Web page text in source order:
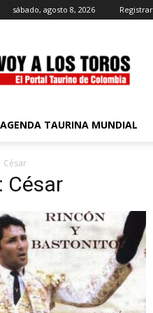
sábado, agosto 8, 2026
AGENDA TAURINA MUNDIAL
César
César